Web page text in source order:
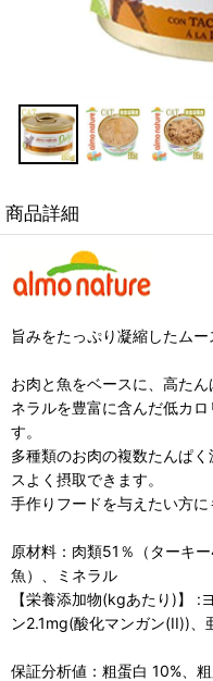
商品詳細
旨みをたっぷり凝縮したムー
お肉と魚をベースに、高た
ネラルを豊富に含んだ低カ
す。
多種類のお肉の複数たんぱ
スよく摂取できます。
手作りフードを与えたい方に
原材料：肉類51％（ターキ
魚）、ミネラル
【栄養添加物(kgあたり)】
ン2.1mg(酸化マンガン(II))、
保証分析値：粗蛋白 10%、